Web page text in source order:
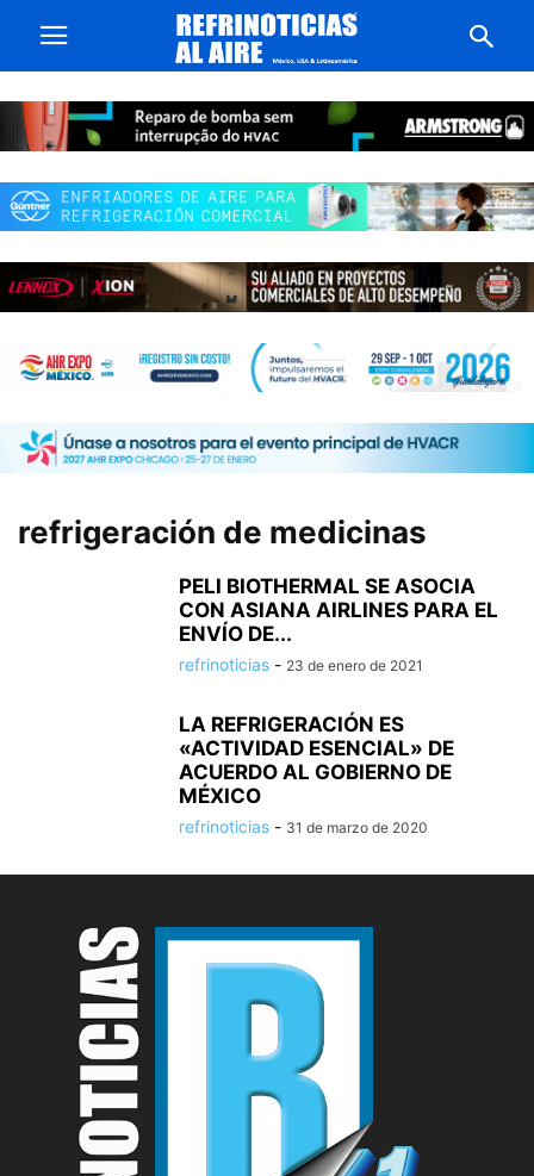
refrigeración de medicinas
PELI BIOTHERMAL SE ASOCIA
CON ASIANA AIRLINES PARA EL
ENVÍO DE...
refrinoticias - 23 de enero de 2021
LA REFRIGERACIÓN ES
«ACTIVIDAD ESENCIAL» DE
ACUERDO AL GOBIERNO DE
MÉXICO
refrinoticias - 31 de marzo de 2020